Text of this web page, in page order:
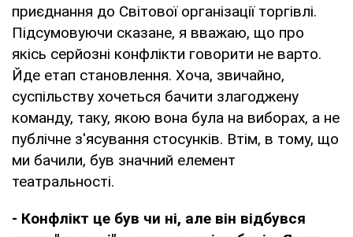
приєднання до Світової організації торгівлі.
Підсумовуючи сказане, я вважаю, що про
якісь серйозні конфлікти говорити не варто.
Йде етап становлення. Хоча, звичайно,
суспільству хочеться бачити злагоджену
команду, таку, якою вона була на виборах, а не
публічне з'ясування стосунків. Втім, в тому, що
ми бачили, був значний елемент
театральності.
- Конфлікт це був чи ні, але він відбувся